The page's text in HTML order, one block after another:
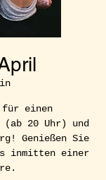
für einen
(ab 20 Uhr) und
Genießen Sie
inmitten einer